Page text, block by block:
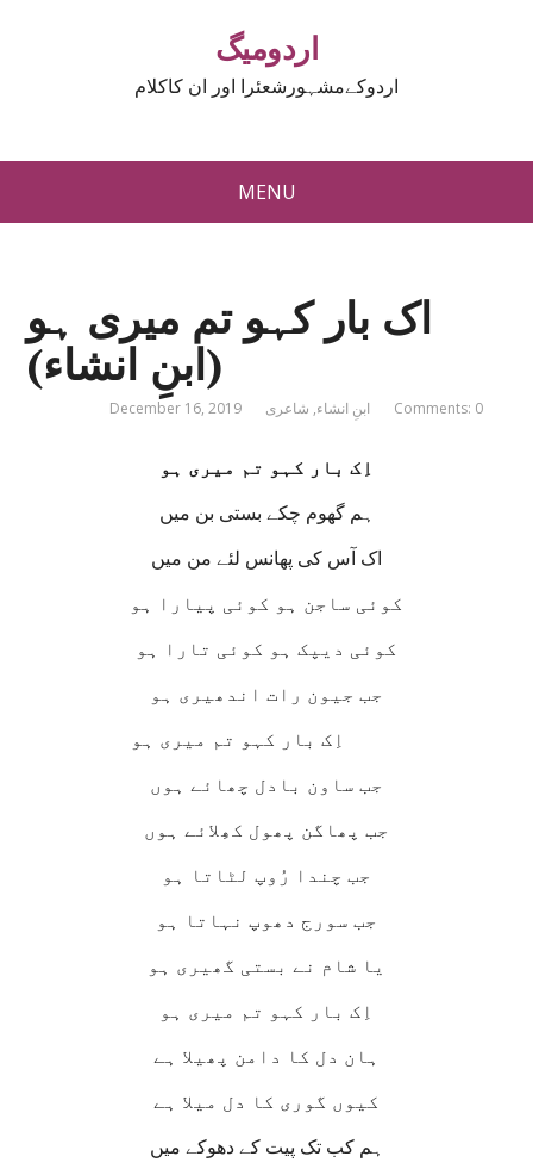
اردومیگ
اردوکےمشہورشعئرا اور ان کاکلام
MENU
اک بار کہو تم میری ہو
(ابنِ انشاء)
December 16, 2019 ابنِ انشاء, شاعری Comments: 0
اِک بار کہو تم میری ہو
ہم گھوم چکے بستی بن میں
اک آس کی پھانس لئے من میں
کوئی ساجن ہو کوئی پیارا ہو
کوئی دیپک ہو کوئی تارا ہو
جب جیون رات اندھیری ہو
جب ساون بادل چھائے ہوں
جب پھاگن پھول کھِلائے ہوں
جب چندا رُوپ لٹاتا ہو
جب سورج دھوپ نہاتا ہو
یا شام نے بستی گھیری ہو
اِک بار کہو تم میری ہو
ہان دل کا دامن پھیلا ہے
کیوں گوری کا دل میلا ہے
ہم کب تک پیت کے دھوکے میں